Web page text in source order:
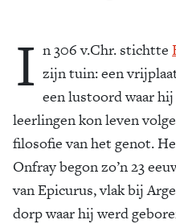
I n 306 v.Chr. stichtte
zijn tuin: een
een lustoord waar
leerlingen kon leven
filosofie van het genot.
Onfray begon zo’n 23
van Epicurus, vlak bij
dorp waar hij werd